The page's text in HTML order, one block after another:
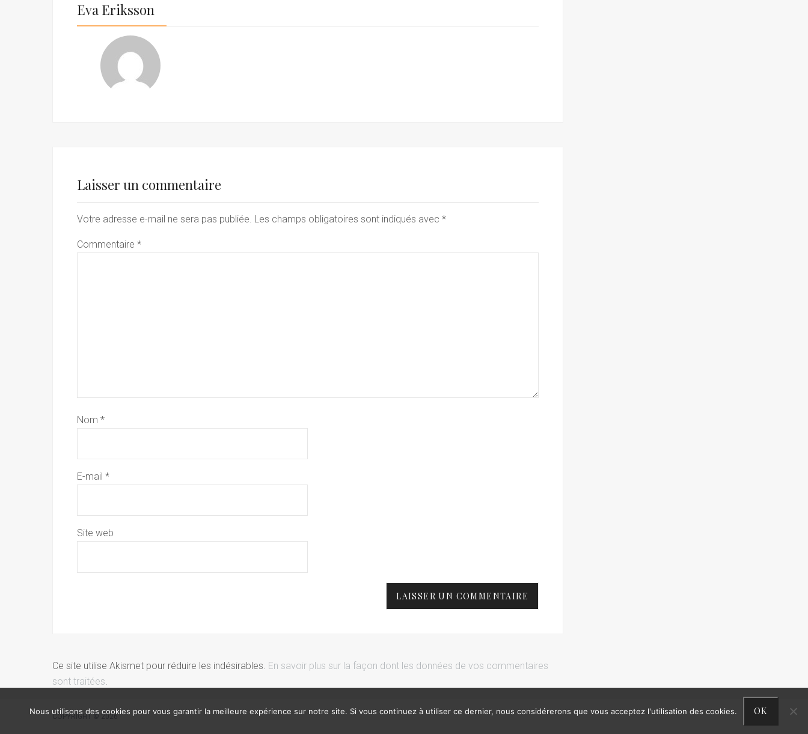
Eva Eriksson
Laisser un commentaire
Votre adresse e-mail ne sera pas publiée. Les champs obligatoires sont indiqués avec *
Commentaire *
Nom *
E-mail *
Site web
Ce site utilise Akismet pour réduire les indésirables. En savoir plus sur la façon dont les données de vos commentaires
sont traitées.
COPYRIGHT © 2026
Nous utilisons des cookies pour vous garantir la meilleure expérience sur notre site. Si vous continuez à utiliser ce dernier, nous considérerons que vous acceptez l'utilisation des cookies. OK